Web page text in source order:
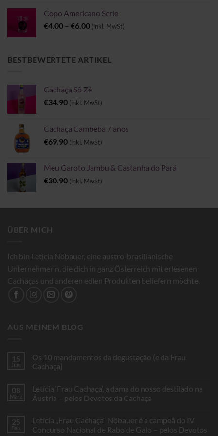
Copo Americano Serie
€4.00 – €6.00Preisspanne:
€6.00
(inkl. MwSt)
BESTBEWERTETE ARTIKEL
Cachaça Sô Zé
€34.90 (inkl. MwSt)
Cachaça Cambeba 7 anos
€69.90 (inkl. MwSt)
Meu Garoto Jambu & Castanha do Pará
€30.90 (inkl. MwSt)
ÜBER MICH
Ich bin Leticia Nöbauer, eine austro-brasilianische
Unternehmerin, die dich in ganz Österreich mit erlesenen
Cachaças und anderen edlen Produkten beliefern möchte.
AUS MEINEM BLOG
15
Juni
Os 10 mandamentos da degustação (e da Frau
Cachaça)
zu
Os
10
degustação
(e
da
08
März
Letícia ‘Frau Cachaça’, a dama do nosso destilado na
Áustria – pelos Devotos da Cachaça
zu
Letícia
‘Frau
25
Feb.
Letícia „Frau Cachaça“ Nöbauer é a campeã do IV
Concurso Nacional de Rabo de Galo – pelos Devotos